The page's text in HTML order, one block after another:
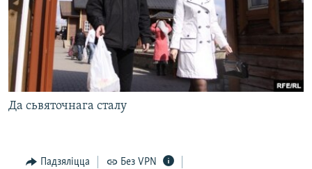
Да сьвяточнага сталу
Падзяліцца Без VPN